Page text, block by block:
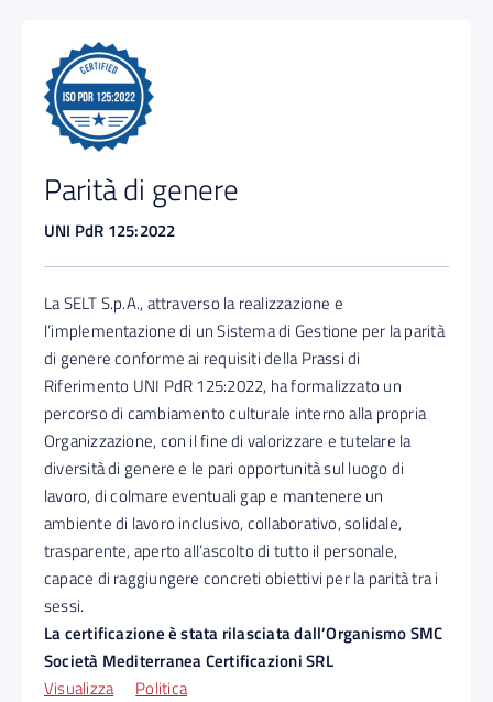
Parità di genere
UNI PdR 125:2022
La SELT S.p.A., attraverso la realizzazione e
l’implementazione di un Sistema di Gestione per la parità
di genere conforme ai requisiti della Prassi di
Riferimento UNI PdR 125:2022, ha formalizzato un
percorso di cambiamento culturale interno alla propria
Organizzazione, con il fine di valorizzare e tutelare la
diversità di genere e le pari opportunità sul luogo di
lavoro, di colmare eventuali gap e mantenere un
ambiente di lavoro inclusivo, collaborativo, solidale,
trasparente, aperto all’ascolto di tutto il personale,
capace di raggiungere concreti obiettivi per la parità tra i
sessi.
La certificazione è stata rilasciata dall’Organismo SMC
Società Mediterranea Certificazioni SRL
Visualizza
Politica